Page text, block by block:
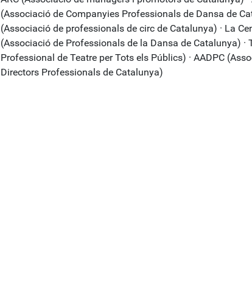
(Associació de Companyies Professionals de Dansa de
(Associació de professionals de circ de Catalunya) · La
(Associació de Professionals de la Dansa de Catalunya) ·
Professional de Teatre per Tots els Públics) · AADPC
Directors Professionals de Catalunya)